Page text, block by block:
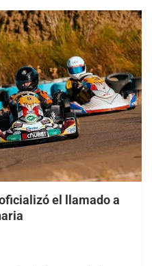
el llamado a